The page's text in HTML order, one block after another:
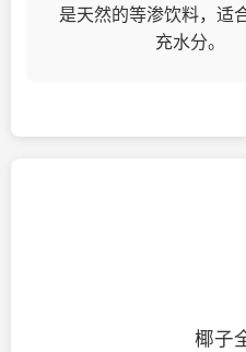
是天然的等渗饮料，适
充水分。
椰子